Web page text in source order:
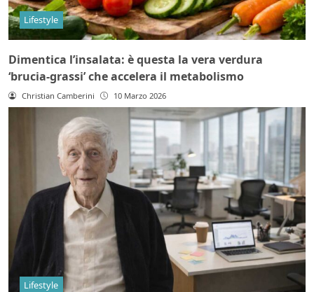
Lifestyle
Dimentica l’insalata: è questa la vera verdura
‘brucia-grassi’ che accelera il metabolismo
Christian Camberini 10 Marzo 2026
Lifestyle